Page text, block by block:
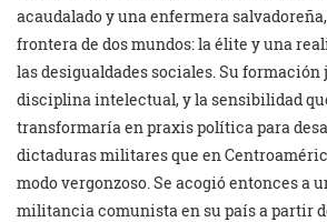
acaudalado y una enfermera
frontera de dos mundos: la élite y una
las desigualdades sociales. Su formación
disciplina intelectual, y la sensibilidad
transformaría en praxis política para
dictaduras militares que en
modo vergonzoso. Se acogió entonces a
militancia comunista en su país a partir